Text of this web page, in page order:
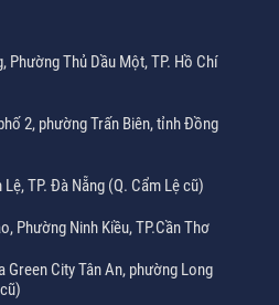
Phường Thủ Dầu Một, TP. Hồ Chí
2, phường Trấn Biên, tỉnh Đồng
TP. Đà Nẵng (Q. Cẩm Lệ cũ)
Phường Ninh Kiều, TP.Cần Thơ
Green City Tân An, phường Long